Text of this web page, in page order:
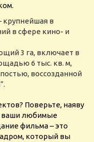
крупнейшая в
в сфере кино- и
3 га, включает в
6 тыс. кв. м,
воссозданной
Поверьте, наяву
ваши любимые
фильма – это
который вы